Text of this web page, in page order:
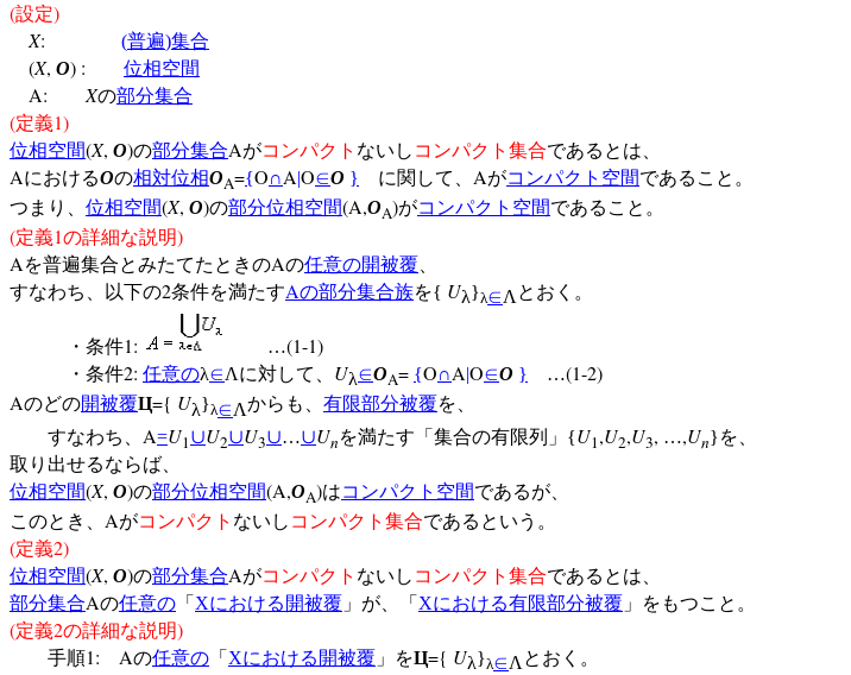
(設定)
X: (普遍)集合
(X, O) : 位相空間
A: Xの部分集合
(定義1)
位相空間(X, O)の部分集合Aがコンパクト ないし コンパクト集合であるとは、
AにおけるOの相対位相OA={O∩A|O∈O } に関して、 Aがコンパクト空間であること。
つまり、 位相空間(X, O)の部分位相空間(A,OA)がコンパクト空間であること。
(定義1の詳細な説明)
A を普遍集合とみたてたときのAの任意の開被覆
すなわち、以下の2条件を満たすAの部分集合族を{ Uλ}λ∈Λ とおく。
・条件1: …(1-1)
・条件2: 任意のλ∈Λに対して、 Uλ∈OA= {O∩A|O∈O } …(1-2)
Aのどの開被覆Ц={ Uλ}λ∈Λからも、 有限部分被覆を、
すなわち、 A=U1∪U2∪U3∪…∪Unを満たす「集合の有限列」{U1,U2,U3, …,Un}を、
取り出せるならば、
位相空間(X, O)の部分位相空間(A,OA)はコンパクト空間であるが、
このとき、 Aがコンパクト ないし コンパクト集合であるという。
(定義2)
位相空間(X, O)の部分集合Aがコンパクト ないし コンパクト集合であるとは、
部分集合Aの任意の 「 Xにおける開被覆 」が、「 Xにおける有限部分被覆 」をもつこと。
(定義2の詳細な説明)
手順1: Aの任意の 「 Xにおける開被覆 」をЦ={ Uλ}λ∈Λ とおく。